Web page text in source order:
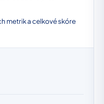
metrik a celkové skóre